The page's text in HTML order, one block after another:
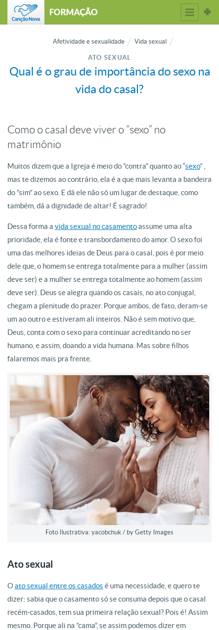
FORMAÇÃO
Afetividade e sexualidade Vida sexual
ATO SEXUAL
Qual é o grau de importância do sexo na
vida do casal?
Como o casal deve viver o “sexo” no
matrimônio
Muitos dizem que a Igreja é meio do ”contra” quanto ao “sexo” ,
mas te dizemos ao contrário, ela é a que mais levanta a bandeira
do ”sim” ao sexo. E dá ele não só um lugar de destaque, como
também, dá a dignidade de altar! É sagrado!
Dessa forma a vida sexual no casamentoassume uma alta
prioridade, ela é fonte e transbordamento do amor. O sexo foi
uma das melhores ideias de Deus para o casal, pois é por meio
dele que, o homem se entrega totalmente para a mulher (assim
deve ser) e a mulher se entrega totalmente ao homem (assim
deve ser). Deus se alegra quando os casais, no ato conjugal,
chegam a plenitude do prazer. Porque ambos, de fato, deram-se
um ao outro e estiveram ali inteiros. Não é sem motivo que,
Deus, conta com o sexo para continuar acreditando no ser
humano, e assim, doando a vida humana. Mas sobre filhos
falaremos mais pra frente.
Foto Ilustrativa: yacobchuk / by Getty Images
Ato sexual
Oato sexual entre os casados é uma necessidade, e quero te
dizer: sabia que o casamento só se consuma depois que o casal
recém-casados, tem sua primeira relação sexual? Pois é! Assim
mesmo. Porque ali na ”cama”, se assim podemos dizer em